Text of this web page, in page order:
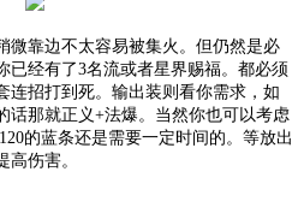
微靠边不太容易被集火。但仍然是必
已经有了3名流或者星界赐福。都必须
连招打到死。输出装则看你需求，如
话那就正义+法爆。当然你也可以考虑
的蓝条还是需要一定时间的。等放出
伤害。